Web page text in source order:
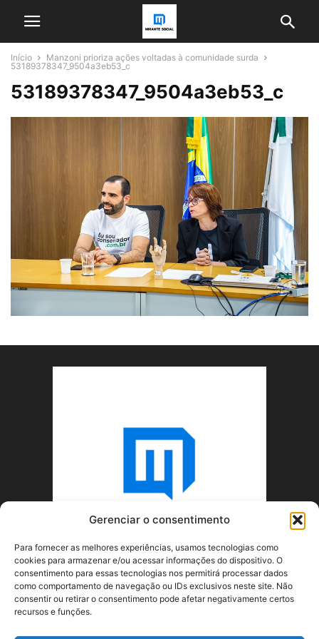
Gerenciar o consentimento
Para fornecer as melhores experiências, usamos tecnologias como
cookies para armazenar e/ou acessar informações do dispositivo. O
consentimento para essas tecnologias nos permitirá processar dados
como comportamento de navegação ou IDs exclusivos neste site. Não
consentir ou retirar o consentimento pode afetar negativamente certos
recursos e funções.
Início
Manzoni prioriza ações voltadas à comunidade surda
53189378347_9504a3eb53_c
53189378347_9504a3eb53_c